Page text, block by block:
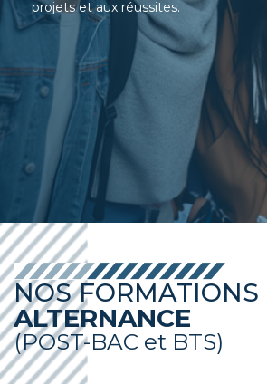
projets et aux réussites.
NOS FORMATIONS
ALTERNANCE
(POST-BAC et BTS)